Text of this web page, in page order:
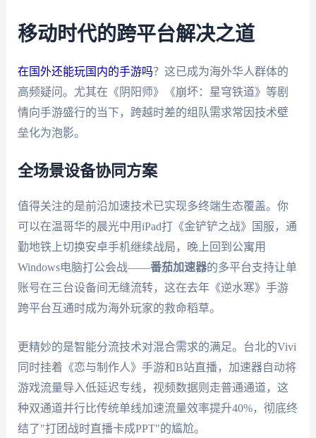
移动时代的跨平台解决之道
在国外还能玩国内的手游吗？这已成为海外华人群体的
高频疑问。尤其在《阴阳师》《崩坏：星穹铁道》等剧
情向手游盛行的当下，跨越时差的组队需求常因技术壁
垒化为泡影。
全场景设备协同方案
值得关注的是前沿加速技术已实现多终端生态覆盖。你
可以在温哥华的晨光中用iPad打《金铲铲之战》国服，通
勤地铁上切换安卓手机继续战局，晚上回到公寓用
Windows电脑打公会战——番茄加速器的多平台支持让单
账号在三台设备间无缝流转，这在去年《逆水寒》手游
跨平台互通时成为海外玩家的救命稻草。
更精妙的是智能分流技术对混合需求的满足。台北的Vivi
同时挂着《恋与制作人》手游和B站直播，加速器自动将
游戏流量导入低延迟专线，视频数据则走普通通道，这
种双通道并行比传统单线加速流量效率提升40%，彻底终
结了"打团战时直播卡成PPT"的尴尬。